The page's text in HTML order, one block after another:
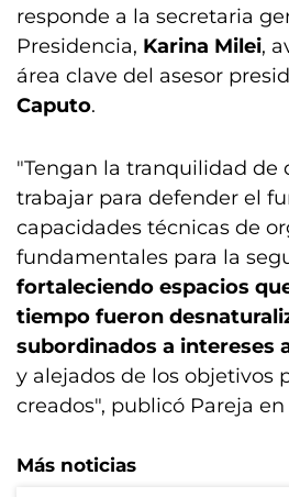
responde a la secretaria
Presidencia, Karina Milei,
área clave del asesor
Caputo.
"Tengan la tranquilidad de
trabajar para defender el
capacidades técnicas de
fundamentales para la
fortaleciendo espacios
tiempo fueron
subordinados a intereses
y alejados de los objetivos
creados", publicó Pareja en
Más noticias